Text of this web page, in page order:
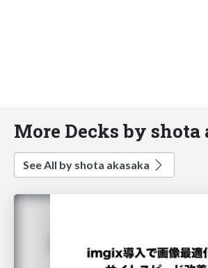
More Decks by shota
See All by shota akasaka